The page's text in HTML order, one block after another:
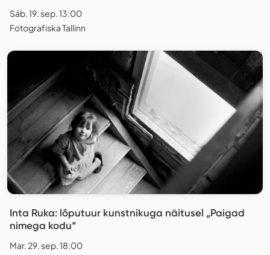
Sáb. 19. sep. 13:00
Fotografiska Tallinn
Inta Ruka: lõputuur kunstnikuga näitusel „Paigad
nimega kodu“
Mar. 29. sep. 18:00